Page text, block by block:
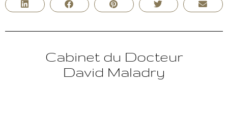
Cabinet du Docteur
David Maladry